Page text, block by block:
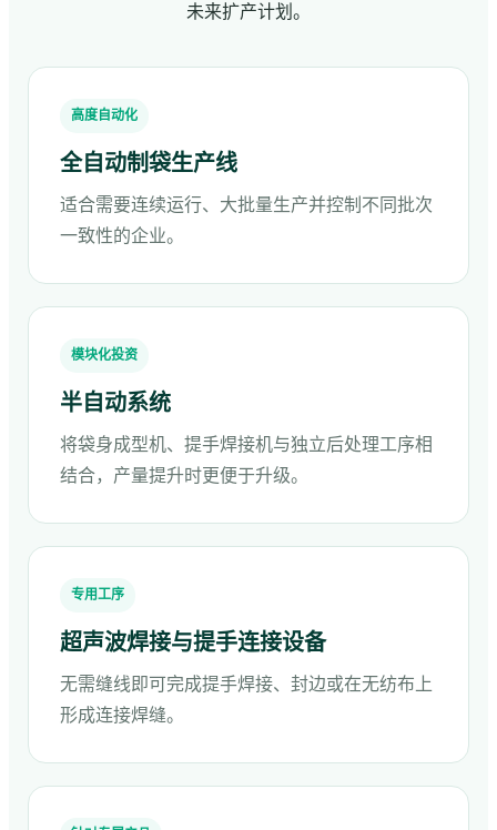
未来扩产计划。
高度自动化
全自动制袋生产线
适合需要连续运行、大批量生产并控制不同批次
一致性的企业。
模块化投资
半自动系统
将袋身成型机、提手焊接机与独立后处理工序相
结合，产量提升时更便于升级。
专用工序
超声波焊接与提手连接设备
无需缝线即可完成提手焊接、封边或在无纺布上
形成连接焊缝。